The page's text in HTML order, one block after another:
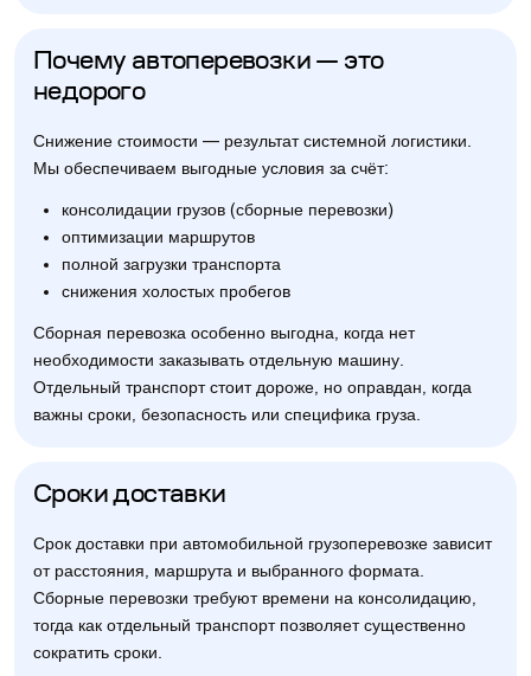
Почему автоперевозки — это
недорого
Снижение стоимости — результат системной логистики.
Мы обеспечиваем выгодные условия за счёт:
консолидации грузов (сборные перевозки)
оптимизации маршрутов
полной загрузки транспорта
снижения холостых пробегов
Сборная перевозка особенно выгодна, когда нет
необходимости заказывать отдельную машину.
Отдельный транспорт стоит дороже, но оправдан, когда
важны сроки, безопасность или специфика груза.
Сроки доставки
Срок доставки при автомобильной грузоперевозке зависит
от расстояния, маршрута и выбранного формата.
Сборные перевозки требуют времени на консолидацию,
тогда как отдельный транспорт позволяет существенно
сократить сроки.